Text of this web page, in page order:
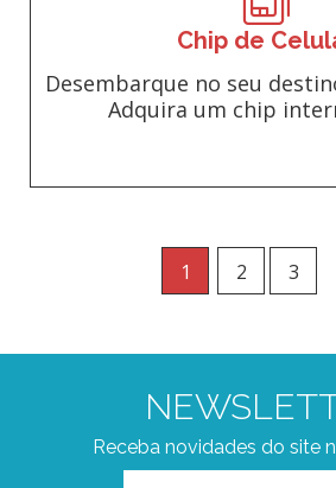
Chip de
Desembarque no seu
Adquira um chip
1 2 3
Receba novidades do site